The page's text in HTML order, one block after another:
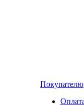
Покупателю